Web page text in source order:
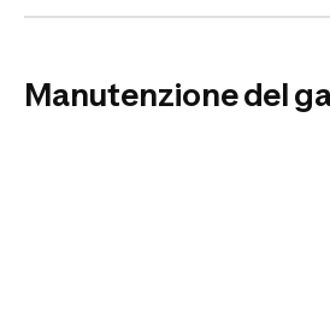
Manutenzione del